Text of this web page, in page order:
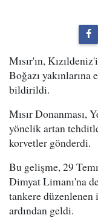
Mısır'ın,
Boğazı yakınlarına
bildirildi.
Mısır Donanması,
yönelik artan
korvetler gönderdi.
Bu gelişme, 29
Dimyat Limanı'na
tankere düzenlenen
ardından geldi.